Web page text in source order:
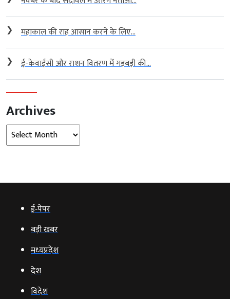
❯ महाकाल की राह आसान करने के लिए...
❯ ई-केवाईसी और राशन वितरण में गड़बड़ी की...
Archives
Archives
ई‑पेपर
बड़ी खबर
मध्‍यप्रदेश
देश
विदेश